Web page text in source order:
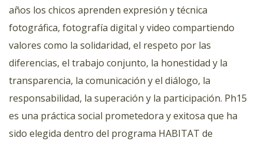
años los chicos aprenden expresión y técnica
fotográfica, fotografía digital y video compartiendo
valores como la solidaridad, el respeto por las
diferencias, el trabajo conjunto, la honestidad y la
transparencia, la comunicación y el diálogo, la
responsabilidad, la superación y la participación. Ph15
es una práctica social prometedora y exitosa que ha
sido elegida dentro del programa HABITAT de